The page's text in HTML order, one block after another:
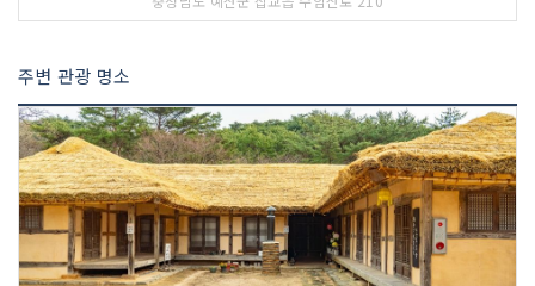
주변 관광 명소